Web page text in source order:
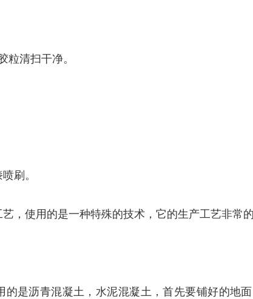
清扫干净。
刷。
使用的是一种特殊的技术，它的生产工艺非常的
是沥青混凝土，水泥混凝土，首先要铺好的地